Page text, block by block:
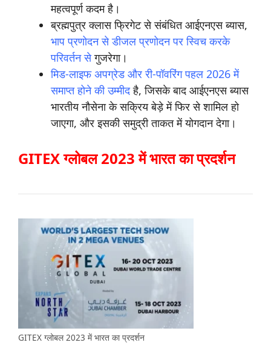
महत्वपूर्ण कदम है।
ब्रह्मपुत्र क्लास फ्रिगेट से संबंधित आईएनएस ब्यास,
भाप प्रणोदन से डीजल प्रणोदन पर स्विच करके
परिवर्तन सेगुजरेगा।
मिड-लाइफ अपग्रेड और री-पॉवरिंग पहल 2026 में
समाप्त होने की उम्मीदहै, जिसके बाद आईएनएस ब्यास
भारतीय नौसेना के सक्रिय बेड़े में फिर से शामिल हो
जाएगा, और इसकी समुद्री ताकत में योगदान देगा।
GITEX ग्लोबल 2023 में भारत का प्रदर्शन
GITEX ग्लोबल 2023 में भारत का प्रदर्शन